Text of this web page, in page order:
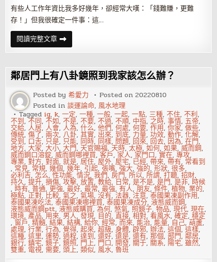
有些人工作年資比我多好幾年，卻經常大嘆：「錢難賺，更難
存！」但我很確定一件事：這…
閱讀完整文章存
錢
絕
把
收
入
分
配
到
都
不
剩
鄰居門上有八卦鏡照到我家該怎么辦？
Posted by希愛力 Posted on20220810
Posted in談運論命, 風水地理
Tagged ig, k,一定,一種,一般,一起,一點, 三種,不住,不利,
不到,不同,不如,不是,不要,不過,不順, 中指, 之時,事情,五帝,
交給,人居,人會,人為,什么,他們,何處,何要,作用,你家,做些,
傳統,傷了, 兩次, 八卦,其實, 出來, 到底, 力量,功效,動作,化解,
受到, 口舌, 只是, 只能, 同時, 同樣, 問題, 回來, 回去, 因為,在門,
地方,大家,大小,大門, 天官賜福, 天時,太極,如何,如果,威而鋼,
威而鋼口溶錠,威而鋼哪裡買,客戶, 家人, 家門口,實在,專攻,
專業,對方,對面,就是,居住, 屋外, 屋宅, 已經,帶來,帶有, 常看到
, 常見, 常規,幾個,幾年, 引起,張嘴,強大,強的,形狀,很多,
必利吉, 怎么,性功能,情況,我們,房門,所以,所謂,打聽,招財,
持久,提升,損傷,攻擊,放置,教給, 日常,是不是,是門,是非, 時候
, 時有,普通, 更強,最好,最常,最強,有人,朋友,條件,植物, 業的,
極點,正對, 比較,氣之,氣場,沒有, 法器, 注意,泰國果凍副作用,
泰國果凍吃法,泰國果凍哪裡買,泰國果凍成分,液態威而鋼,
液態威而鋼ptt,液態威購買,為何,煞氣, 照鏡子,物品,現代,現在,
環境,產品,用來, 男人,發現, 目的,直接,相對,看風水,確定,穩定
, 窗戶,精髓,結果,結構,給你,經常,而來, 能治, 能量, 自己,葫蘆,
處理,行業,行為, 覺得,起來,超級,身體,辟邪,辦法,這個,這樣,
這種,這里,運勢,過程,達到,還好,還是,還有,那個,部門,鄰居,
銀行,鎮宅,鏡子,鏡照, 門上, 門口, 開發, 關于, 關系, 陽宅,雖然,
雙重, 電視, 需要,頭上,類似, 風水,魯班